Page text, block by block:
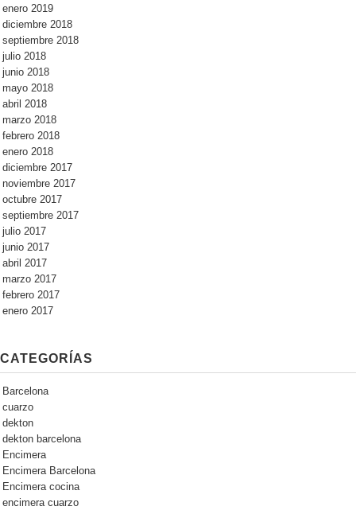
enero 2019
diciembre 2018
septiembre 2018
julio 2018
junio 2018
mayo 2018
abril 2018
marzo 2018
febrero 2018
enero 2018
diciembre 2017
noviembre 2017
octubre 2017
septiembre 2017
julio 2017
junio 2017
abril 2017
marzo 2017
febrero 2017
enero 2017
CATEGORÍAS
Barcelona
cuarzo
dekton
dekton barcelona
Encimera
Encimera Barcelona
Encimera cocina
encimera cuarzo